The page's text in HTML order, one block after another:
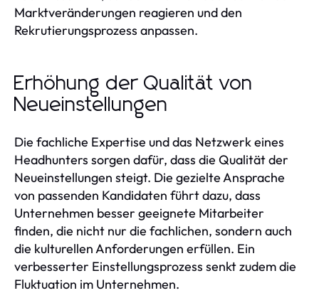
Marktveränderungen reagieren und den
Rekrutierungsprozess anpassen.
Erhöhung der Qualität von
Neueinstellungen
Die fachliche Expertise und das Netzwerk eines
Headhunters sorgen dafür, dass die Qualität der
Neueinstellungen steigt. Die gezielte Ansprache
von passenden Kandidaten führt dazu, dass
Unternehmen besser geeignete Mitarbeiter
finden, die nicht nur die fachlichen, sondern auch
die kulturellen Anforderungen erfüllen. Ein
verbesserter Einstellungsprozess senkt zudem die
Fluktuation im Unternehmen.